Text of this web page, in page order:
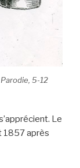
5-12
Le
1857 après